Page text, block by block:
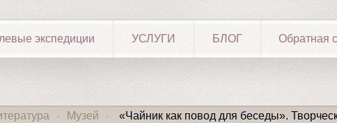
экспедиции УСЛУГИ БЛОГ Обратная
› Музей ›
«Чайник как повод для беседы».